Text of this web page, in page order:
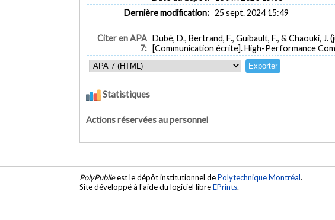
Dernière modification: 25 sept. 2024 15:49
Citer en APA
7:
Dubé, D., Bertrand, F., Guibault, F., & Chaouki, J.
[Communication écrite]. High-Performance
Statistiques
Actions réservées au personnel
PolyPublieest le dépôt institutionnel dePolytechnique Montréal.
Site développé à l'aide du logiciel libreEPrints.